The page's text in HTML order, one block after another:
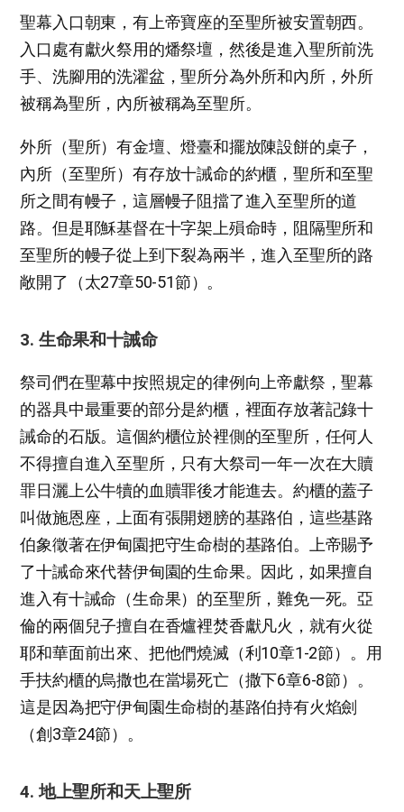
聖幕入口朝東，有上帝寶座的至聖所被安置朝西。
入口處有獻火祭用的燔祭壇，然後是進入聖所前洗
手、洗腳用的洗濯盆，聖所分為外所和內所，外所
被稱為聖所，內所被稱為至聖所。
外所（聖所）有金壇、燈臺和擺放陳設餅的桌子，
內所（至聖所）有存放十誡命的約櫃，聖所和至聖
所之間有幔子，這層幔子阻擋了進入至聖所的道
路。但是耶穌基督在十字架上殞命時，阻隔聖所和
至聖所的幔子從上到下裂為兩半，進入至聖所的路
敞開了（太27章50-51節）。
3. 生命果和十誡命
祭司們在聖幕中按照規定的律例向上帝獻祭，聖幕
的器具中最重要的部分是約櫃，裡面存放著記錄十
誡命的石版。這個約櫃位於裡側的至聖所，任何人
不得擅自進入至聖所，只有大祭司一年一次在大贖
罪日灑上公牛犢的血贖罪後才能進去。約櫃的蓋子
叫做施恩座，上面有張開翅膀的基路伯，這些基路
伯象徵著在伊甸園把守生命樹的基路伯。上帝賜予
了十誡命來代替伊甸園的生命果。因此，如果擅自
進入有十誡命（生命果）的至聖所，難免一死。亞
倫的兩個兒子擅自在香爐裡焚香獻凡火，就有火從
耶和華面前出來、把他們燒滅（利10章1-2節）。用
手扶約櫃的烏撒也在當場死亡（撒下6章6-8節）。
這是因為把守伊甸園生命樹的基路伯持有火焰劍
（創3章24節）。
4. 地上聖所和天上聖所